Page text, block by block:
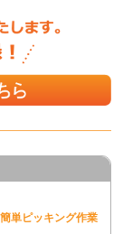
単ピッキング作業